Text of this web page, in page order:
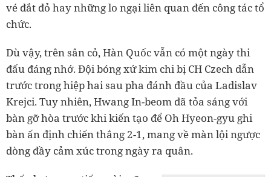
vé đắt đỏ hay những lo ngại liên quan đến công tác tổ
chức.
Dù vậy, trên sân cỏ, Hàn Quốc vẫn có một ngày thi
đấu đáng nhớ. Đội bóng xứ kim chi bị CH Czech dẫn
trước trong hiệp hai sau pha đánh đầu của Ladislav
Krejci. Tuy nhiên, Hwang In-beom đã tỏa sáng với
bàn gỡ hòa trước khi kiến tạo để Oh Hyeon-gyu ghi
bàn ấn định chiến thắng 2-1, mang về màn lội ngược
dòng đầy cảm xúc trong ngày ra quân.